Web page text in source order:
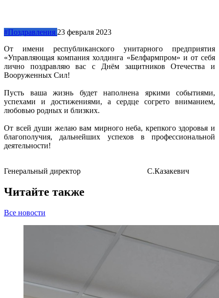
#Поздравления 23 февраля 2023
От имени республиканского унитарного предприятия
«Управляющая компания холдинга «Белфармпром» и от себя
лично поздравляю вас с Днём защитников Отечества и
Вооруженных Сил!
Пусть ваша жизнь будет наполнена яркими событиями,
успехами и достижениями, а сердце согрето вниманием,
любовью родных и близких.
От всей души желаю вам мирного неба, крепкого здоровья и
благополучия, дальнейших успехов в профессиональной
деятельности!
Генеральный директор С.Казакевич
Читайте также
Все новости